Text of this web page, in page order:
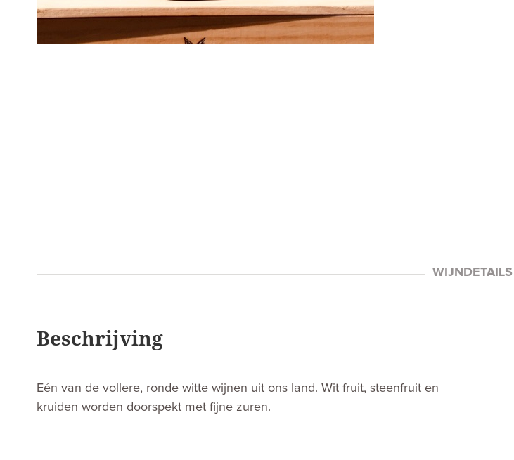
WIJNDETAILS
Beschrijving
Eén van de vollere, ronde witte wijnen uit ons land. Wit fruit, steenfruit en
kruiden worden doorspekt met fijne zuren.